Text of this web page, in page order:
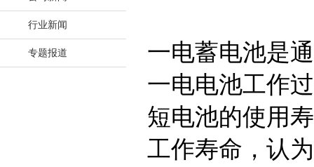
行业新闻
专题报道
一电蓄电池是
一电电池工作
短电池的使用
工作寿命，认